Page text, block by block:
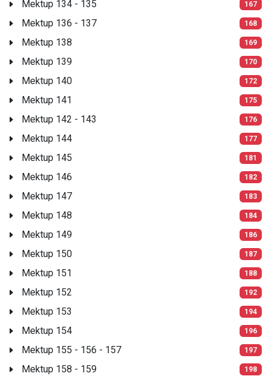
Mektup 134 - 135 167
Mektup 136 - 137 168
Mektup 138 169
Mektup 139 170
Mektup 140 172
Mektup 141 175
Mektup 142 - 143 176
Mektup 144 177
Mektup 145 181
Mektup 146 182
Mektup 147 183
Mektup 148 184
Mektup 149 186
Mektup 150 187
Mektup 151 188
Mektup 152 192
Mektup 153 194
Mektup 154 196
Mektup 155 - 156 - 157 197
Mektup 158 - 159 198